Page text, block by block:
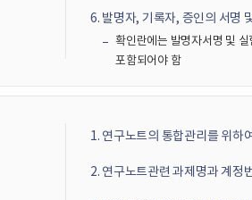
발명자, 기록자, 증인의 서명
확인란에는 발명자서명 및
포함되어야 함
연구노트의 통합관리를 위하
연구노트관련 과제명과 계정